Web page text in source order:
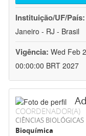
Instituição/UF/País:
Janeiro - RJ - Brasil
Vigência: Wed Feb
00:00:00 BRT 2027
COORDENADOR(A)
CIÊNCIAS BIOLÓGICAS
Bioquímica